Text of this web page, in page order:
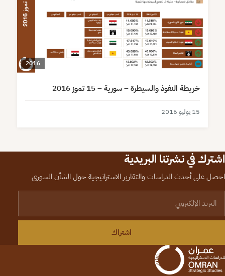
2016
خريطة النفوذ والسيطرة – سورية – 15 تموز 2016
15 يوليو 2016
اشترك في نشرتنا البريدية
احصل على أحدث الدراسات والتقارير الاستراتيجية حول الشأن السوري
اشتراك